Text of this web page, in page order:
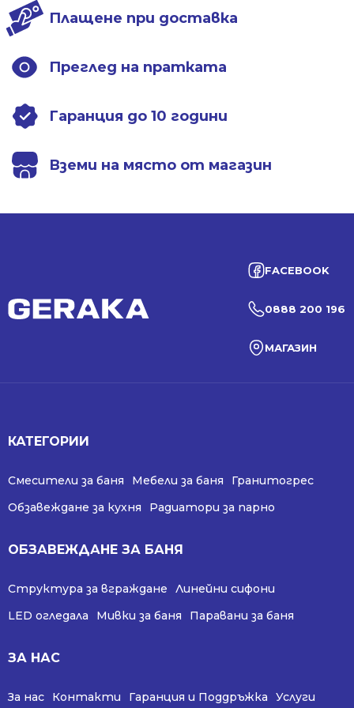
Плащене при доставка
Преглед на пратката
Гаранция до 10 години
Вземи на място от магазин
FACEBOOK
0888 200 196
МАГАЗИН
КАТЕГОРИИ
Смесители за баня Мебели за баня
Гранитогрес
Обзавеждане за кухня
Радиатори за парно
ОБЗАВЕЖДАНЕ ЗА БАНЯ
Структура за вграждане
Линейни сифони
LED огледала
Мивки за баня Паравани за баня
ЗА НАС
За нас Контакти Гаранция и Поддръжка Услуги